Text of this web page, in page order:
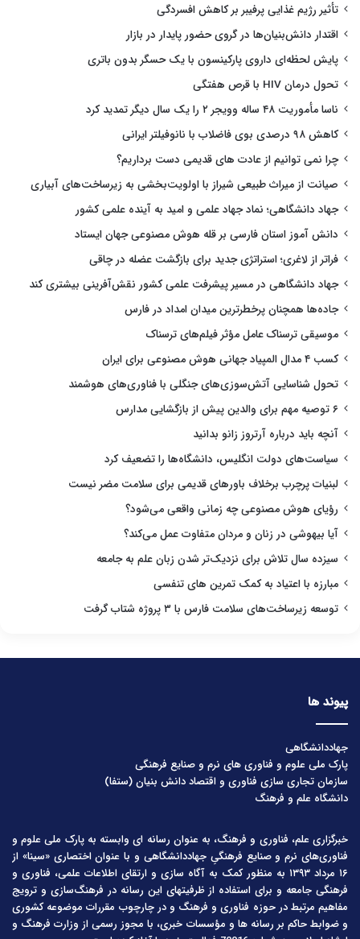
تأثیر رژیم غذایی پرفیبر بر کاهش افسردگی
اقتدار دانش‌بنیان‌ها در گروی حضور پایدار در بازار
پایش لحظه‌ای داروی پارکینسون با یک حسگر بدون باتری
تحول درمان HIV با قرص هفتگی
ناسا مأموریت ۴۸ ساله وویجر ۲ را یک سال دیگر تمدید کرد
کاهش ۹۸ درصدی بوی فاضلاب با نانوفیلتر ایرانی
چرا نمی توانیم از عادت های قدیمی دست برداریم؟
صیانت از میراث طبیعی شیراز با اولویت‌بخشی به زیرساخت‌های آبیاری
جهاد دانشگاهی؛ نماد جهاد علمی و امید به آینده علمی کشور
دانش آموز استان فارسی بر قله هوش مصنوعی جهان ایستاد
فراتر از لاغری؛ استراتژی جدید برای بازگشت عضله در چاقی
جهاد دانشگاهی در مسیر پیشرفت علمی کشور نقش‌آفرینی بیشتری کند
جاده‌ها همچنان پرخطرترین میدان امداد در فارس
موسیقی ترسناک عامل مؤثر فیلم‌های ترسناک
کسب ۴ مدال المپیاد جهانی هوش مصنوعی برای ایران
تحول شناسایی آتش‌سوزی‌های جنگلی با فناوری‌های هوشمند
۶ توصیه مهم برای والدین پیش از بازگشایی مدارس
آنچه باید درباره آرتروز زانو بدانید
سیاست‌های دولت انگلیس، دانشگاه‌ها را تضعیف کرد
لبنیات پرچرب برخلاف باورهای قدیمی برای سلامت مضر نیست
رؤیای هوش مصنوعی چه زمانی واقعی می‌شود؟
آیا بیهوشی در زنان و مردان متفاوت عمل می‌کند؟
سیزده سال تلاش برای نزدیک‌تر شدن زبان علم به جامعه
مبارزه با اعتیاد به کمک تمرین های تنفسی
توسعه زیرساخت‌های سلامت فارس با ۳ پروژه شتاب گرفت
پیوند ها
جهاددانشگاهی
پارک ملی علوم و فناوری های نرم و صنایع فرهنگی
سازمان تجاری سازی فناوری و اقتصاد دانش بنیان (ستفا)
دانشگاه علم و فرهنگ
خبرگزاری علم، فناوری و فرهنگ، به عنوان رسانه ای وابسته به پارک ملی علوم و
فناوری‌های نرم و صنایع فرهنگیِ جهاددانشگاهی و با عنوان اختصاری «سینا» از
۱۶ مرداد ۱۳۹۳ به منظور کمک به آگاه سازی و ارتقای اطلاعات علمی، فناوری و
فرهنگی جامعه و برای استفاده از ظرفیتهای این رسانه در فرهنگ‌سازی و ترویج
مفاهیم مرتبط در حوزه فناوری و فرهنگ و در چارچوب مقررات موضوعه کشوری
و ضوابط حاکم بر رسانه ها و مؤسسات خبری، با مجوز رسمی از وزارت فرهنگ و